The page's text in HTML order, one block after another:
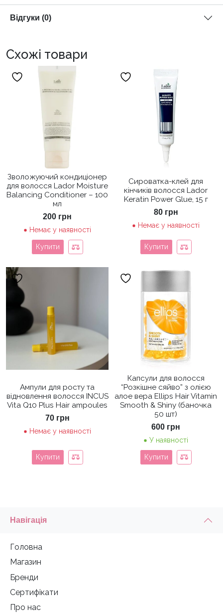
Відгуки (0)
Схожі товари
Зволожуючий кондиціонер
для волосся Lador Moisture
Balancing Conditioner – 100
мл
200 грн
Немає у наявності
Купити
Сироватка-клей для
кінчиків волосся Lador
Keratin Power Glue, 15 г
80 грн
Немає у наявності
Купити
Ампули для росту та
відновлення волосся INCUS
Vita Q10 Plus Hair ampoules
70 грн
Немає у наявності
Купити
Капсули для волосся
“Розкішне сяйво” з олією
алое вера Ellips Hair Vitamin
Smooth & Shiny (баночка
50 шт)
600 грн
У наявності
Купити
Навігація
Головна
Магазин
Бренди
Сертифікати
Про нас